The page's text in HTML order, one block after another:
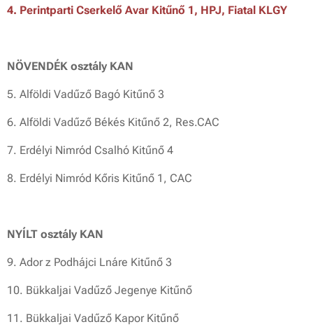
4. Perintparti Cserkelő Avar Kitűnő 1, HPJ, Fiatal KLGY
NÖVENDÉK osztály KAN
5. Alföldi Vadűző Bagó Kitűnő 3
6. Alföldi Vadűző Békés Kitűnő 2, Res.CAC
7. Erdélyi Nimród Csalhó Kitűnő 4
8. Erdélyi Nimród Kőris Kitűnő 1, CAC
NYÍLT osztály KAN
9. Ador z Podhájci Lnáre Kitűnő 3
10. Bükkaljai Vadűző Jegenye Kitűnő
11. Bükkaljai Vadűző Kapor Kitűnő